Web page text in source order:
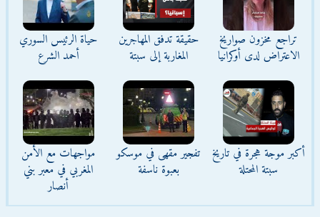
تراجع مخزون صواريخ
الاعتراض لدى أوكرانيا
حقيقة تدفق المهاجرين
المغاربة إلى سبتة
حياة الرئيس السوري
أحمد الشرع
أكبر موجة هجرة في تاريخ
سبتة المحتلة
تفجير مقهى في موسكو
بعبوة ناسفة
مواجهات مع الأمن
المغربي في معبر بني
أنصار